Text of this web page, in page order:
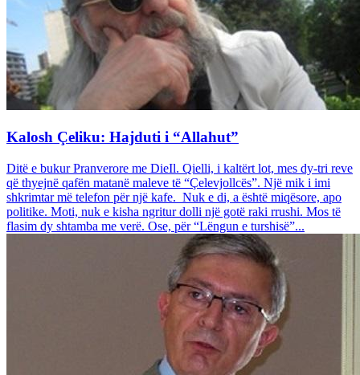
Kalosh Çeliku: Hajduti i “Allahut”
Ditë e bukur Pranverore me DieIl. Qielli, i kaltërt lot, mes dy-tri reve
që thyejnë qafën matanë maleve të “Çelevjollcës”. Një mik i imi
shkrimtar më telefon për një kafe. Nuk e di, a është miqësore, apo
politike. Moti, nuk e kisha ngritur dolli një gotë raki rrushi. Mos të
flasim dy shtamba me verë. Ose, për “Lëngun e turshisë”...